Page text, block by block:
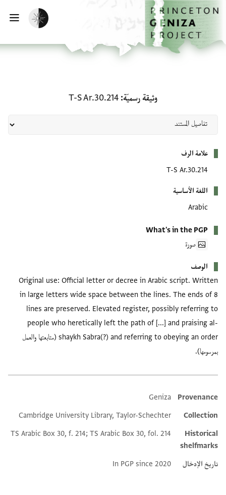
إلى المحتوى الرئيسي
الرئيسية
تفعيل الوضع المظلم
وثيقة رسميّة T-S Ar.30.214
علامة الرف
T-S Ar.30.214
اللغة الأساسية
Arabic
What's in the PGP
صورة
الوصف
Original use: Official letter or decree in Arabic script. Written
in large letters wide space between the lines. The ends of 8
lines are preserved. Elevated register, possibly referring to
people who heretically left the path of [...] and praising al-
shaykh Sabra(?) and referring to obeying an order (متابعتها والعمل
بمرسومها).
Additional metadata
Provenance
Geniza
Collection
Cambridge University Library, Taylor-Schechter
Historical
shelfmarks
TS Arabic Box 30, f. 214; TS Arabic Box 30, fol. 214
تاريخ الإدخال In PGP since 2020